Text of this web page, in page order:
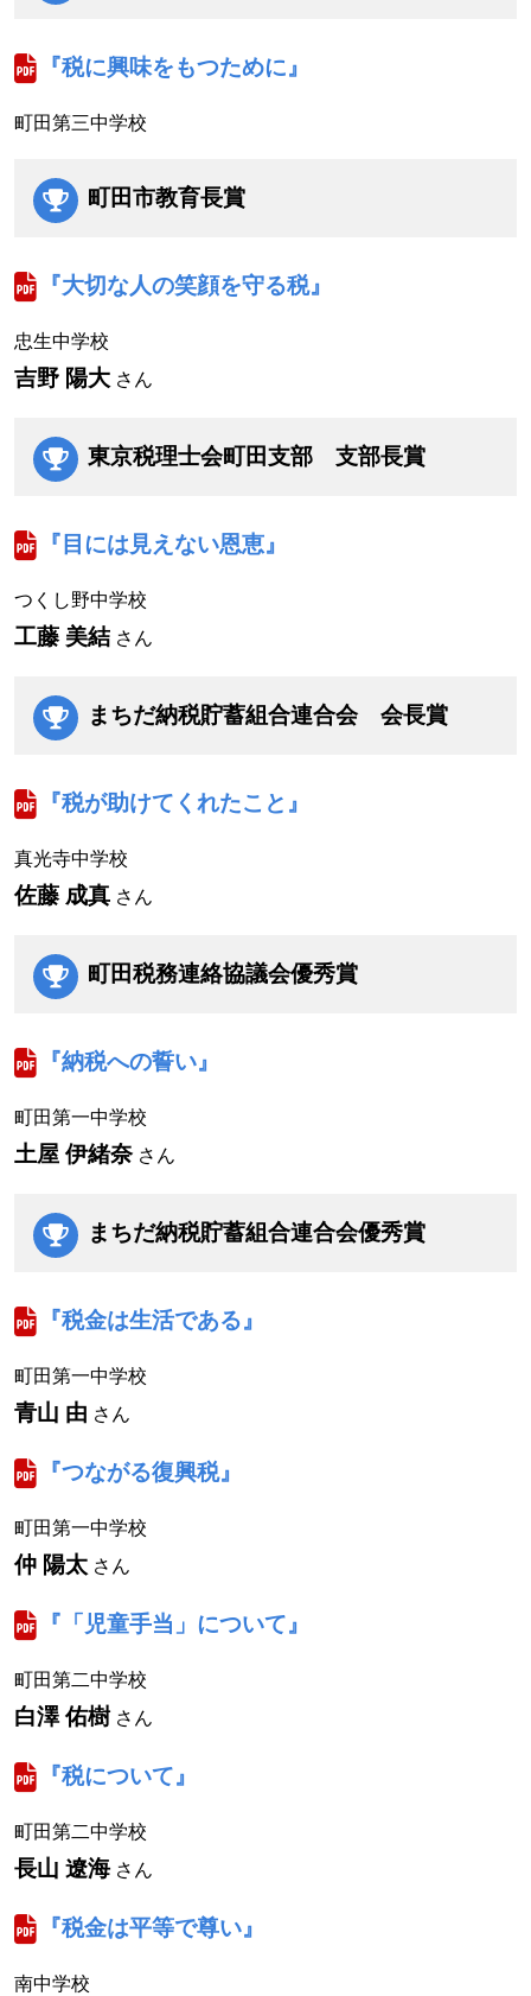
『税に興味をもつために』
町田第三中学校
町田市教育長賞
『大切な人の笑顔を守る税』
忠生中学校
吉野 陽大 さん
東京税理士会町田支部支部長賞
『目には見えない恩恵』
つくし野中学校
工藤 美結 さん
まちだ納税貯蓄組合連合会会長賞
『税が助けてくれたこと』
真光寺中学校
佐藤 成真 さん
町田税務連絡協議会優秀賞
『納税への誓い』
町田第一中学校
土屋 伊緒奈さん
まちだ納税貯蓄組合連合会優秀賞
『税金は生活である』
町田第一中学校
青山 由 さん
『つながる復興税』
町田第一中学校
仲 陽太 さん
『「児童手当」について』
町田第二中学校
白澤 佑樹さん
『税について』
町田第二中学校
長山 遼海さん
『税金は平等で尊い』
南中学校